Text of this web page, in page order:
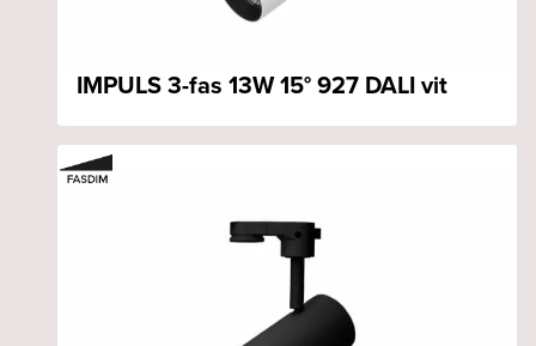
IMPULS 3-fas 13W 15° 927 DALI vit